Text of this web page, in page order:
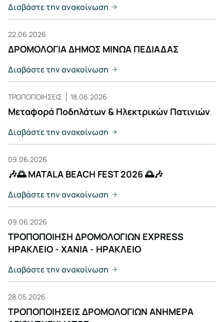
Διαβάστε την ανακοίνωση
22.06.2026
ΔΡΟΜΟΛΟΓΙΑ ΔΗΜΟΣ ΜΙΝΩΑ ΠΕΔΙΑΔΑΣ
Διαβάστε την ανακοίνωση
ΤΡΟΠΟΠΟΙΗΣΕΙΣ 18.06.2026
Μεταφορά Ποδηλάτων & Ηλεκτρικών Πατινιών
Διαβάστε την ανακοίνωση
09.06.2026
🎶🌅 MATALA BEACH FEST 2026 🌅🎶
Διαβάστε την ανακοίνωση
09.06.2026
ΤΡΟΠΟΠΟΙΗΣΗ ΔΡΟΜΟΛΟΓΙΩΝ EXPRESS
ΗΡΑΚΛΕΙΟ - ΧΑΝΙΑ - ΗΡΑΚΛΕΙΟ
Διαβάστε την ανακοίνωση
28.05.2026
ΤΡΟΠΟΠΟΙΗΣΕΙΣ ΔΡΟΜΟΛΟΓΙΩΝ ΑΝΗΜΕΡΑ